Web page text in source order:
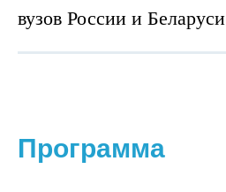
вузов России и Беларуси
Программа